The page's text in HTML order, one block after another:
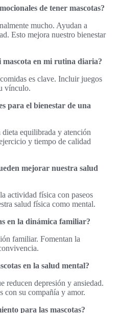
de tener mascotas?
mucho. Ayudan a
Esto mejora nuestro bienestar
en mi rutina diaria?
es clave. Incluir juegos
vínculo.
para el bienestar de una
equilibrada y atención
y tiempo de calidad
mejorar nuestra salud
actividad física con paseos
salud física como mental.
en la dinámica familiar?
familiar. Fomentan la
en la salud mental?
reducen depresión y ansiedad.
con su compañía y amor.
para las mascotas?